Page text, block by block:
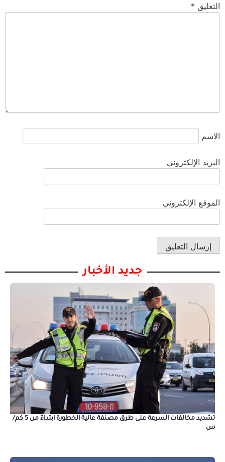
التعليق *
الاسم
البريد الإلكتروني
الموقع الإلكتروني
جديد الأخبار
تشديد مخالفات السرعة على طرق مصنفة عالية الخطورة ابتداءً من 5 كم/
س